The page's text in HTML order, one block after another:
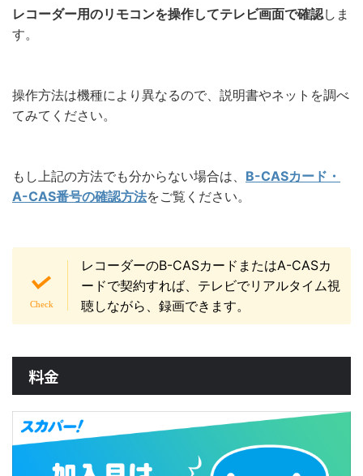
レコーダー用のリモコンを操作してテレビ画面で確認しま
す。
操作方法は機種により異なるので、説明書やネットを調べ
てみてください。
もし上記の方法でも分からない場合は、 B-CASカード・
A-CAS番号の確認方法をご覧ください。
レコーダーのB-CASカードまたはA-CASカ
ードで契約すれば、テレビでリアルタイム視
聴しながら、録画できます。
料金